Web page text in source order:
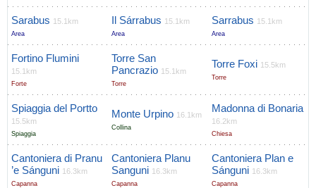
Sarabus 15.1km
Area
Il Sárrabus 15.1km
Area
Sarrabus 15.1km
Area
Fortino Flumini
15.1km
Forte
Torre San
Pancrazio 15.1km
Torre
Torre Foxi 15.5km
Torre
Spiaggia del Portto
15.5km
Spiaggia
Monte Urpino 16.1km
Collina
Madonna di Bonaria
16.2km
Chiesa
Cantoniera di Pranu
’e Sánguni 16.3km
Capanna
Cantoniera Planu
Sanguni 16.3km
Capanna
Cantoniera Plan e
Sánguni 16.3km
Capanna